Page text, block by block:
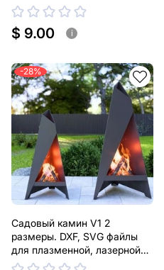
$ 9.00 i
-28%
Садовый камин V1 2
размеры. DXF, SVG файлы
для плазменной, лазерной
резки